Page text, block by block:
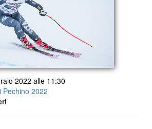
2022 alle 11:30
Pechino 2022